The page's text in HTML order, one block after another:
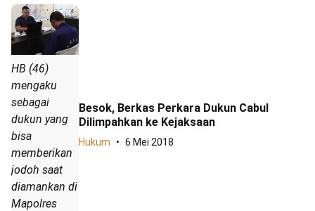
HB (46)
mengaku
sebagai
dukun yang
bisa
memberikan
jodoh saat
diamankan di
Mapolres
Besok, Berkas Perkara Dukun Cabul
Dilimpahkan ke Kejaksaan
Hukum 6 Mei 2018